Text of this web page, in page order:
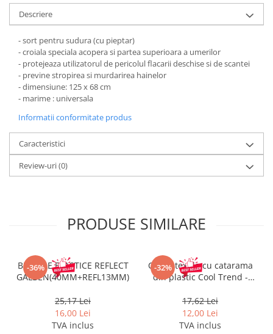
Veste de lucru
Pentru femei
Bluze pentru femei
Fleece-uri
Halate
Jachete / Bluze salopeta
Pantaloni de lucru cu pieptar
Tricouri polo
Veste de lucru
Descriere
- sort pentru sudura (cu pieptar)
- croiala speciala acopera si partea superioara a umerilor
- protejeaza utilizatorul de pericolul flacarii deschise si de scantei
- previne stropirea si murdarirea hainelor
- dimensiune: 125 x 68 cm
- marime : universala
Informatii conformitate produs
Caracteristici
Review-uri(0)
PRODUSE SIMILARE
-36%
BRETELE ELASTICE REFLECT
GALBEN(40MM+REFL13MM)
25,17 Lei
16,00 Lei
TVA inclus
-32%
Curea textila cu catarama
din plastic Cool Trend -
17,62 Lei
12,00 Lei
TVA inclus